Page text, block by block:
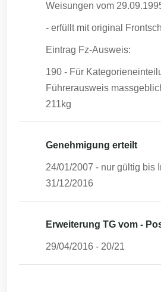
Weisungen vom
- erfüllt mit original
Eintrag Fz-Ausweis:
190 - Für
Führerausweis
211kg
Genehmigung erteilt
24/01/2007 - nur gültig bis
31/12/2016
Erweiterung TG vom -
29/04/2016 - 20/21